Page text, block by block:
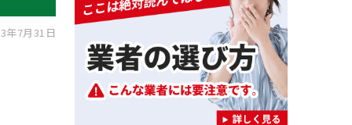
年7月31日